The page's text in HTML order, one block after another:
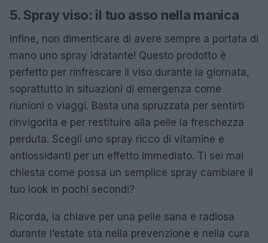
5. Spray viso: il tuo asso nella manica
Infine, non dimenticare di avere sempre a portata di
mano uno spray idratante! Questo prodotto è
perfetto per rinfrescare il viso durante la giornata,
soprattutto in situazioni di emergenza come
riunioni o viaggi. Basta una spruzzata per sentirti
rinvigorita e per restituire alla pelle la freschezza
perduta. Scegli uno spray ricco di vitamine e
antiossidanti per un effetto immediato. Ti sei mai
chiesta come possa un semplice spray cambiare il
tuo look in pochi secondi?
Ricorda, la chiave per una pelle sana e radiosa
durante l’estate sta nella prevenzione e nella cura